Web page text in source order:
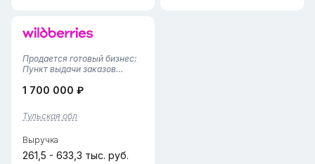
Продается готовый бизнес:
Пункт выдачи заказов
АлексинПредлагаем к
бизнес «под ключ» в
партнерстве с лидером
России. Пункт выдачи
заказов (...
1 700 000 ₽
Тульская обл
Выручка
261,5 - 633,3 тыс. руб.